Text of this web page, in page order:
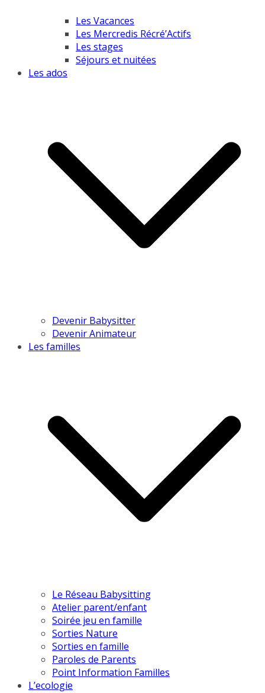
Les Vacances
Les Mercredis Récré’Actifs
Les stages
Séjours et nuitées
Les ados
Devenir Babysitter
Devenir Animateur
Les familles
Le Réseau Babysitting
Atelier parent/enfant
Soirée jeu en famille
Sorties Nature
Sorties en famille
Paroles de Parents
Point Information Familles
L’ecologie